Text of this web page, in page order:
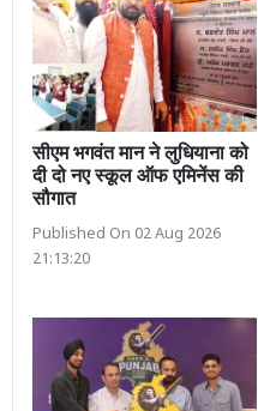
सीएम भगवंत मान ने लुधियाना को
दी दो नए स्कूल ऑफ एमिनेंस की
सौगात
Published On 02 Aug 2026
21:13:20